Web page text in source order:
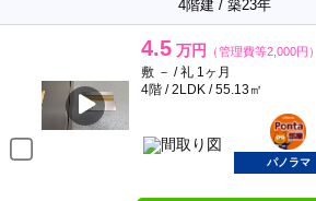
4階建 / 築23年
4.5 万円 （管理費等2,000円）
敷 － / 礼 1ヶ月
4階 / 2LDK / 55.13㎡
ポンタ
部屋
パノラマ